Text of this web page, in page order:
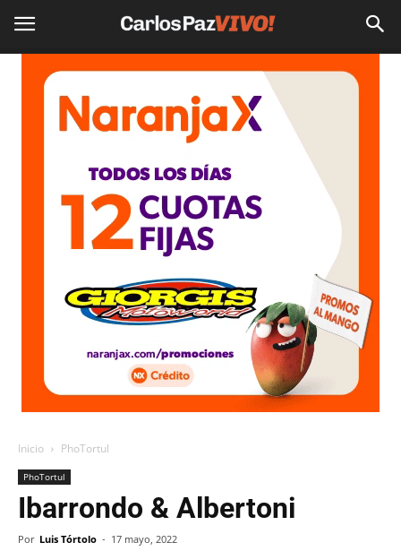
Inicio PhoTortul
PhoTortul
Ibarrondo & Albertoni
Por Luis Tórtolo - 17 mayo, 2022